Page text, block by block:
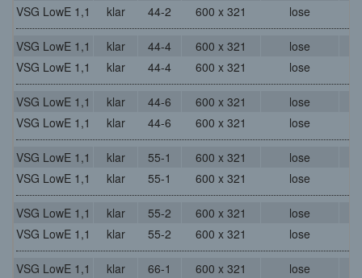
VSG LowE 1,1
klar 44-2 600 x 321 lose
VSG LowE 1,1 klar 44-4 600 x 321
lose
VSG LowE 1,1
klar 44-4 600 x 321 lose
VSG LowE 1,1 klar 44-6 600 x 321
lose
VSG LowE 1,1
klar 44-6 600 x 321 lose
VSG LowE 1,1 klar 55-1 600 x 321
lose
VSG LowE 1,1
klar 55-1 600 x 321 lose
VSG LowE 1,1 klar 55-2 600 x 321
lose
VSG LowE 1,1
klar 55-2 600 x 321 lose
VSG LowE 1,1 klar 66-1 600 x 321
lose